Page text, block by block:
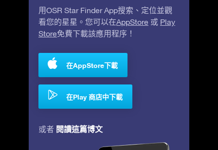
用OSR Star Finder App搜索、定位並觀
看您的星星。您可以在AppStore 或 Play
Store免費下載該應用程序！
在AppStore下載
在Play 商店中下載
或者 閱讀這篇博文